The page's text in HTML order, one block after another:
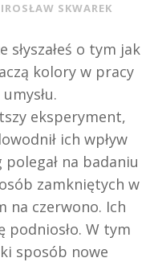
SKWAREK
słyszałeś o tym jak
kolory w pracy
eksperyment,
ich wpływ
polegał na badaniu
zamkniętych w
na czerwono. Ich
podniosło. W tym
sposób nowe